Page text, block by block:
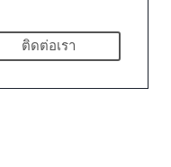
ติดต่อเรา